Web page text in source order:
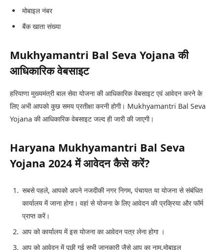
मोबाइल नंबर
बैंक खाता संख्या
Mukhyamantri Bal Seva Yojana की
आधिकारिक वेबसाइट
हरियाणा मुख्यमंत्री बाल सेवा योजना की आधिकारिक वेबसाइट एवं आवेदन करने के
लिए अभी आपको कुछ समय प्रतीक्षा करनी होगी। Mukhyamantri Bal Seva
Yojana की आधिकारिक वेबसाइट जल्द ही जारी की जाएगी।
Haryana Mukhyamantri Bal Seva
Yojana 2024 में आवेदन कैसे करें?
सबसे पहले, आपको अपने नजदीकी नगर निगम, पंचायत या योजना से संबंधित
कार्यालय में जाना होगा। वहां से योजना के लिए आवेदन की प्रक्रिया और फॉर्म
प्राप्त करें।
आप को कार्यालय में इस योजना का आवेदन पत्र लेना होगा ।
आप को आवेदन में पूछी गई सभी जानकारी जैसे आप का नाम,मोबाइल